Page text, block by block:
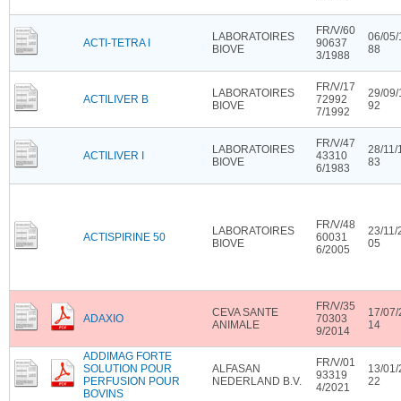
ACTI-TETRA I
LABORATOIRES
BIOVE
FR/V/60
90637
3/1988
06/05/
88
ACTILIVER B
LABORATOIRES
BIOVE
FR/V/17
72992
7/1992
29/09/
92
ACTILIVER I
LABORATOIRES
BIOVE
FR/V/47
43310
6/1983
28/11/
83
ACTISPIRINE 50
LABORATOIRES
BIOVE
FR/V/48
60031
6/2005
23/11/
05
ADAXIO
CEVA SANTE
ANIMALE
FR/V/35
70303
9/2014
17/07/
14
ADDIMAG FORTE
SOLUTION POUR
PERFUSION POUR
BOVINS
ALFASAN
NEDERLAND B.V.
FR/V/01
93319
4/2021
13/01/
22